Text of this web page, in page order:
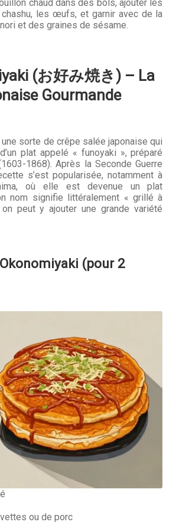
chaud dans des bols, ajouter les
les œufs, et garnir avec de la
et des graines de sésame.
(お好み焼き) – La
Gourmande
une sorte de crêpe salée japonaise qui
plat appelé « funoyaki », préparé
1868). Après la Seconde Guerre
s’est popularisée, notamment à
où elle est devenue un plat
nom signifie littéralement « grillé à
peut y ajouter une grande variété
(pour 2
ou de porc